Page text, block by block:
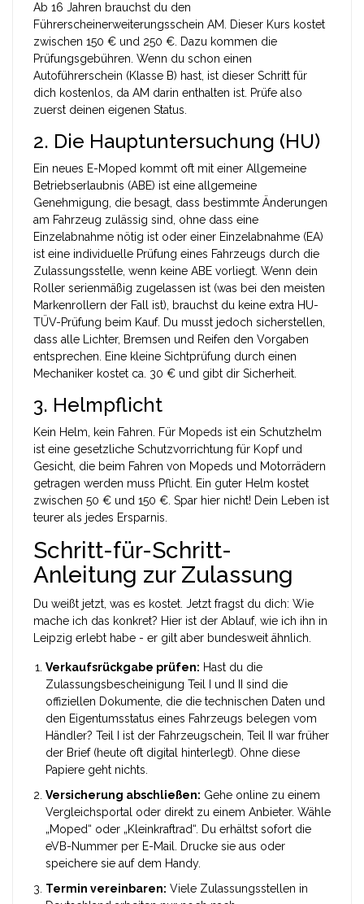
Ab 16 Jahren brauchst du den
Führerscheinerweiterungsschein AM. Dieser Kurs kostet
zwischen 150 € und 250 €. Dazu kommen die
Prüfungsgebühren. Wenn du schon einen
Autoführerschein (Klasse B) hast, ist dieser Schritt für
dich kostenlos, da AM darin enthalten ist. Prüfe also
zuerst deinen eigenen Status.
2. Die Hauptuntersuchung (HU)
Ein neues E-Moped kommt oft mit einer Allgemeine
Betriebserlaubnis (ABE) ist eine allgemeine
Genehmigung, die besagt, dass bestimmte Änderungen
am Fahrzeug zulässig sind, ohne dass eine
Einzelabnahme nötig ist oder einer Einzelabnahme (EA)
ist eine individuelle Prüfung eines Fahrzeugs durch die
Zulassungsstelle, wenn keine ABE vorliegt . Wenn dein
Roller serienmäßig zugelassen ist (was bei den meisten
Markenrollern der Fall ist), brauchst du keine extra HU-
TÜV-Prüfung beim Kauf. Du musst jedoch sicherstellen,
dass alle Lichter, Bremsen und Reifen den Vorgaben
entsprechen. Eine kleine Sichtprüfung durch einen
Mechaniker kostet ca. 30 € und gibt dir Sicherheit.
3. Helmpflicht
Kein Helm, kein Fahren. Für Mopeds ist ein Schutzhelm
ist eine gesetzliche Schutzvorrichtung für Kopf und
Gesicht, die beim Fahren von Mopeds und Motorrädern
getragen werden muss Pflicht. Ein guter Helm kostet
zwischen 50 € und 150 €. Spar hier nicht! Dein Leben ist
teurer als jedes Ersparnis.
Schritt-für-Schritt-
Anleitung zur Zulassung
Du weißt jetzt, was es kostet. Jetzt fragst du dich: Wie
mache ich das konkret? Hier ist der Ablauf, wie ich ihn in
Leipzig erlebt habe - er gilt aber bundesweit ähnlich.
Verkaufsrückgabe prüfen: Hast du die
Zulassungsbescheinigung Teil I und II
sind die
offiziellen Dokumente, die die technischen Daten und
den Eigentumsstatus eines Fahrzeugs belegen vom
Händler? Teil I ist der Fahrzeugschein, Teil II war früher
der Brief (heute oft digital hinterlegt). Ohne diese
Papiere geht nichts.
Versicherung abschließen: Gehe online zu einem
Vergleichsportal oder direkt zu einem Anbieter. Wähle
„Moped“ oder „Kleinkraftrad“. Du erhältst sofort die
eVB-Nummer per E-Mail. Drucke sie aus oder
speichere sie auf dem Handy.
Termin vereinbaren: Viele Zulassungsstellen in